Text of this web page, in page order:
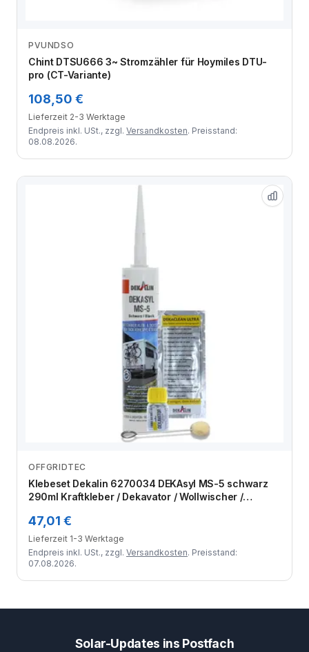
PVUNDSO
Chint DTSU666 3~ Stromzähler für Hoymiles DTU-
pro (CT-Variante)
108,50 €
Lieferzeit 2-3 Werktage
Endpreis inkl. USt., zzgl. Versandkosten. Preisstand:
08.08.2026.
OFFGRIDTEC
Klebeset Dekalin 6270034 DEKAsyl MS-5 schwarz
290ml Kraftkleber / Dekavator / Wollwischer /
47,01 €
Lieferzeit 1-3 Werktage
Endpreis inkl. USt., zzgl. Versandkosten. Preisstand:
07.08.2026.
Solar-Updates ins Postfach